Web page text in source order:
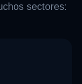
sectores: